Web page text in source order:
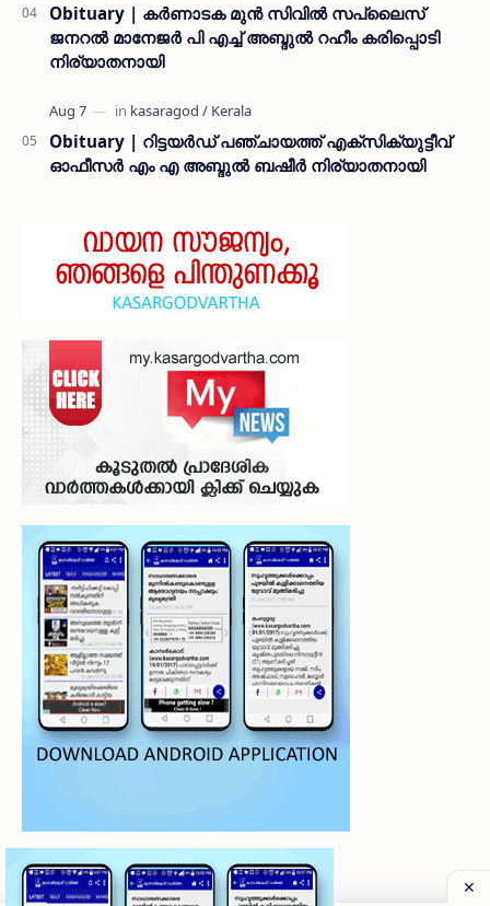
Obituary | കർണാടക മുൻ സിവില്‍ സപ്ലൈസ്
ജനറൽ മാനേജർ പി എച്ച് അബ്ദുൽ റഹീം കരിപ്പൊടി
നിര്യാതനായി
Obituary | റിട്ടയർഡ് പഞ്ചായത്ത് എക്സിക്യുട്ടീവ്
ഓഫീസർ എം എ അബ്ദുൽ ബഷീർ നിര്യാതനായി